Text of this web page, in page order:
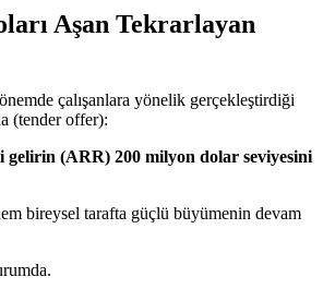
Aşan Tekrarlayan
çalışanlara yönelik gerçekleştirdiği
(tender offer):
gelirin (ARR) 200 milyon dolar seviyesini
bireysel tarafta güçlü büyümenin devam